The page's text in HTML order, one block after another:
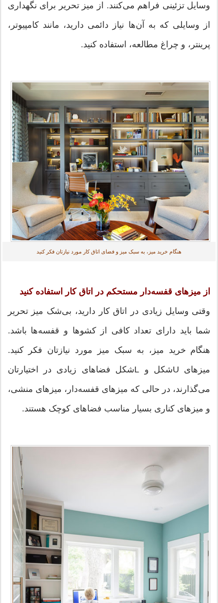
وسایل تزئینی فراهم می‌کنند. از میز تحریر برای نگهداری
از وسایلی که به آن‌ها نیاز دائمی دارید، مانند کامپیوتر،
پرینتر، و چراغ مطالعه، استفاده کنید.
هنگام خرید میز، به سبک میز و فضای اتاق کار مورد نیازتان فکر کنید
از میزهای قفسه‌دار مستحکم در اتاق کار استفاده کنید
وقتی وسایل زیادی در اتاق کار دارید، بی‌شک میز تحریر
شما باید دارای تعداد کافی از کشوها و قفسه‌ها باشد.
هنگام خرید میز، به سبک میز مورد نیازتان فکر کنید.
میزهای Uشکل و Lشکل فضاهای زیادی در اختیارتان
می‌گذارند، در حالی که میزهای قفسه‌دار، میزهای منشی،
و میزهای کناری بسیار مناسب فضاهای کوچک هستند.